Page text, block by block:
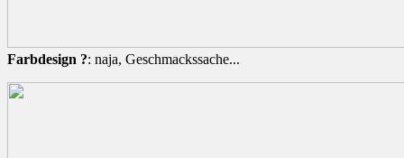
Farbdesign ?: naja, Geschmackssache...